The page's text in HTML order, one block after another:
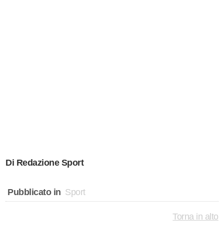
Di Redazione Sport
Pubblicato in Sport
Torna in alto